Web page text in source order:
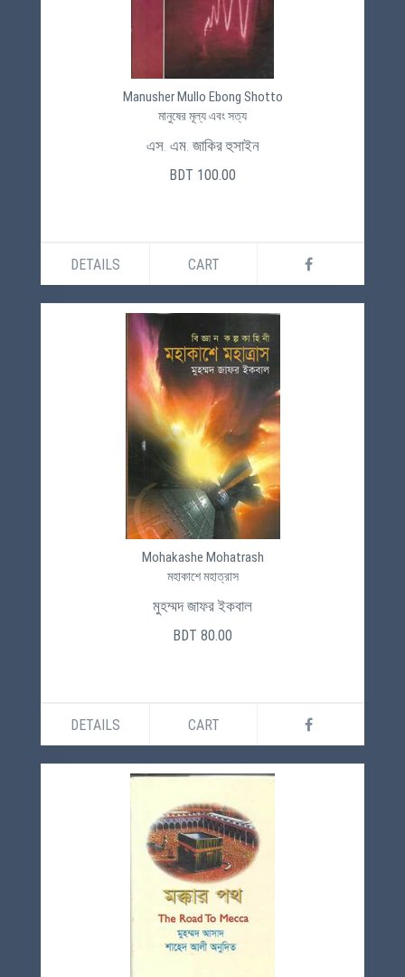
Manusher Mullo Ebong Shotto
মানুষের মূল্য এবং সত্য
এস. এম. জাকির হুসাইন
BDT 100.00
DETAILS CART
Mohakashe Mohatrash
মহাকাশে মহাত্রাস
মুহম্মদ জাফর ইকবাল
BDT 80.00
DETAILS CART